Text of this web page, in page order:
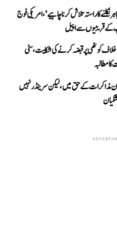
نکلنے کا راستہ تلاش کرنا چاہیے‘، امریکی فوج
کے قریبیوں سے اپیل
خلاف کوٹھی پر قبضہ کرنے کی شکایت، سٹی
مطالبہ
مذاکرات کے حق میں، لیکن سرینڈر نہیں